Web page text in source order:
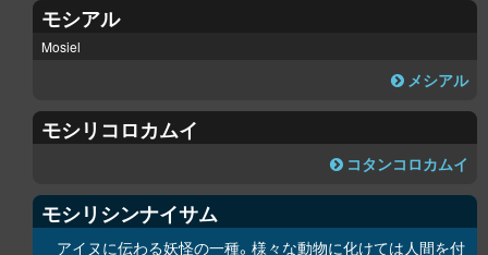
モシアル
Mosiel
メシアル
モシリコロカムイ
コタンコ ロカムイ
モシリシンナイサム
アイヌに伝わる妖怪の一種。様々な動物に化けては人間を付